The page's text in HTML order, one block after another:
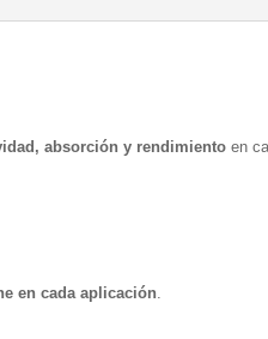
absorción y rendimiento en
en cada aplicación.